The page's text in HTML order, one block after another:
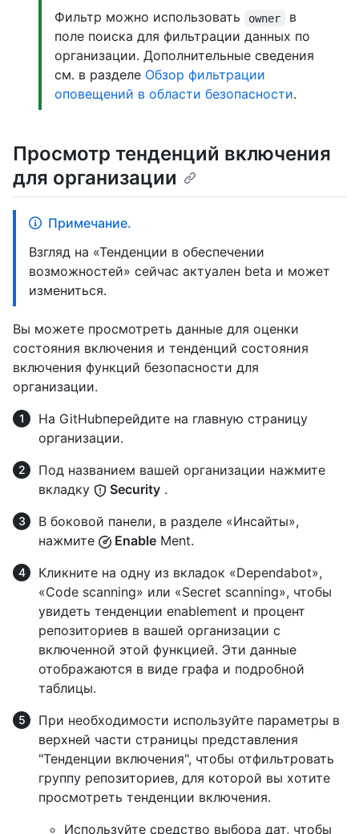
Фильтр можно использовать
owner
в
поле поиска для фильтрации данных по
организации. Дополнительные сведения
см. в разделе Обзор фильтрации
оповещений в области безопасности.
Просмотр тенденций включения
для организации
Примечание.
Взгляд на «Тенденции в обеспечении
возможностей» сейчас актуален beta и может
измениться.
Вы можете просмотреть данные для оценки
состояния включения и тенденций состояния
включения функций безопасности для
организации.
На GitHubперейдите на главную страницу
организации.
Под названием вашей организации нажмите
вкладку
Security .
В боковой панели, в разделе «Инсайты»,
нажмите
Enable Ment.
Кликните на одну из вкладок «Dependabot»,
«Code scanning» или «Secret scanning», чтобы
увидеть тенденции enablement и процент
репозиториев в вашей организации с
включенной этой функцией. Эти данные
отображаются в виде графа и подробной
таблицы.
При необходимости используйте параметры в
верхней части страницы представления
"Тенденции включения", чтобы отфильтровать
группу репозиториев, для которой вы хотите
просмотреть тенденции включения.
Используйте средство выбора дат, чтобы